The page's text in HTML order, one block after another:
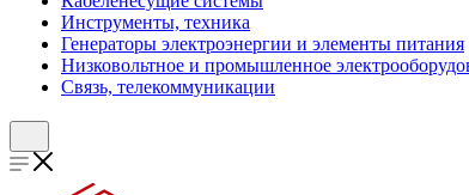
Инструменты, техника
Генераторы электроэнергии и элементы питания
Низковольтное и промышленное
Связь, телекоммуникации